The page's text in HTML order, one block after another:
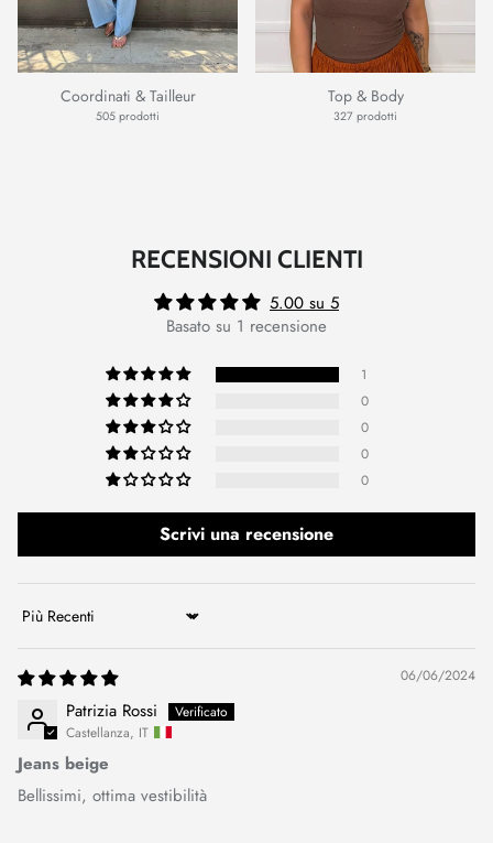
Coordinati & Tailleur
505 prodotti
Top & Body
327 prodotti
RECENSIONI CLIENTI
5.00 su 5
Basato su 1 recensione
1
0
0
0
0
Scrivi una recensione
Sort by
06/06/2024
Patrizia Rossi
Castellanza, IT
Jeans beige
Bellissimi, ottima vestibilità